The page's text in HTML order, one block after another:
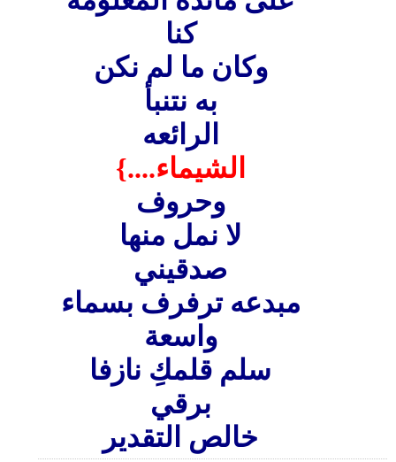
كنا
وكان ما لم نكن
به نتنبأ
الرائعه
الشيماء....}
وحروف
لا نمل منها
صدقيني
مبدعه ترفرف بسماء
واسعة
سلم قلمكِ نازفا
برقي
خالص التقدير